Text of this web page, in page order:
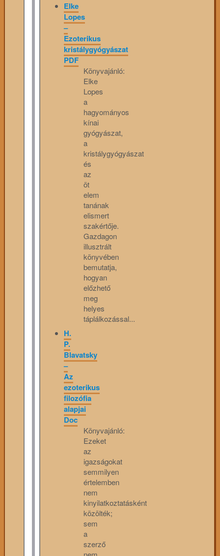
Elke
Lopes
–
Ezoterikus
kristálygyógyászat
PDF
Könyvajánló:
Elke
Lopes
a
hagyományos
kínai
gyógyászat,
a
kristálygyógyászat
és
az
öt
elem
tanának
elismert
szakértője.
Gazdagon
illusztrált
könyvében
bemutatja,
hogyan
előzhető
meg
helyes
táplálkozással...
H.
P.
Blavatsky
–
Az
ezoterikus
filozófia
alapjai
Doc
Könyvajánló:
Ezeket
az
igazságokat
semmilyen
értelemben
nem
kinyilatkoztatásként
közölték;
sem
a
szerző